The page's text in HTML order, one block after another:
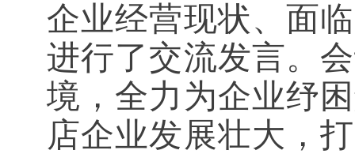
企业经营现状、面
进行了交流发言。
境，全力为企业纾
店企业发展壮大，